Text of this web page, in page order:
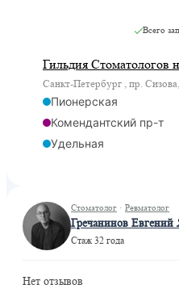
Всего
Гильдия Стоматологов
Санкт-Петербург , пр.
Пионерская
Комендантский пр-т
Удельная
Стоматолог · Ревматолог
Гречанинов Евгений
Стаж 32 года
Нет отзывов